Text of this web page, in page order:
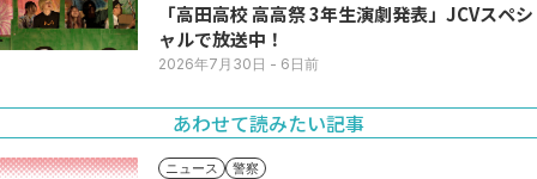
「高田高校 高高祭 3年生演劇発表」JCVスペシ
ャルで放送中！
2026年7月30日 - 6日前
あわせて読みたい記事
ニュース 警察